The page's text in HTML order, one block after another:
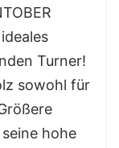
Turner!
sowohl für
hohe